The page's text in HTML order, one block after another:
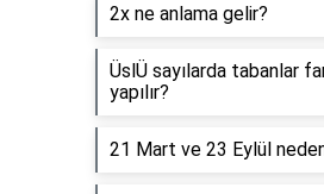
2x ne anlama gelir?
ÜslÜ sayılarda tabanlar
yapılır?
21 Mart ve 23 Eylül